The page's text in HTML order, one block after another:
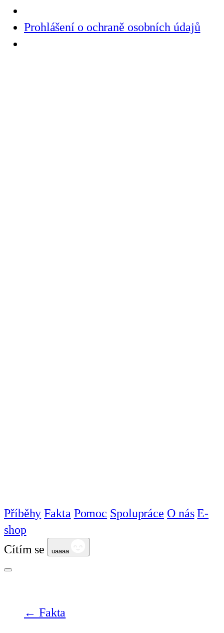
Prohlášení o ochraně osobních údajů
Příběhy Fakta Pomoc Spolupráce O nás E-
shop
Cítím se
uaaaa
← Fakta